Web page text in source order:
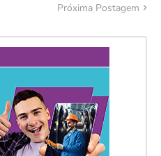
Próxima Postagem